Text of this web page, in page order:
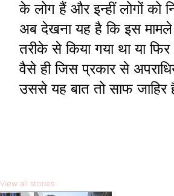
के लोग हैं और इन्हीं लोगों को
अब देखना यह है कि इस मामले
तरीके से किया गया था या
वैसे ही जिस प्रकार से
उससे यह बात तो साफ जाहिर
View all stories